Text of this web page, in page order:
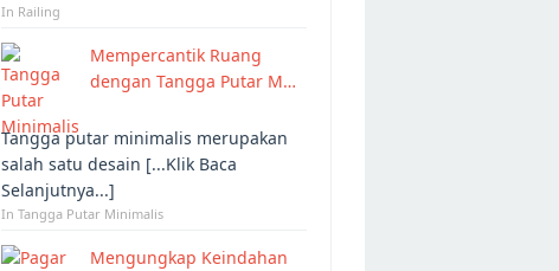
In Railing
Mempercantik Ruang
dengan Tangga Putar M…
Tangga putar minimalis merupakan
salah satu desain [...Klik Baca
Selanjutnya...]
In Tangga Putar Minimalis
Mengungkap Keindahan